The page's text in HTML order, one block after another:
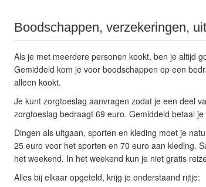
Boodschappen, verzekeringen,
Als je met meerdere personen kookt, ben je altijd
Gemiddeld kom je voor boodschappen op een
alleen kookt.
Je kunt zorgtoeslag aanvragen zodat je een deel
zorgtoeslag bedraagt 69 euro. Gemiddeld betaal
Dingen als uitgaan, sporten en kleding moet je
25 euro voor het sporten en 70 euro aan kleding.
het weekend. In het weekend kun je niet gratis
Alles bij elkaar opgeteld, krijg je onderstaand rijtje: